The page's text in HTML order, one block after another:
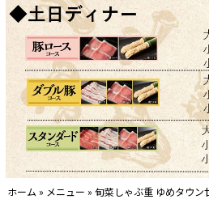
ホーム » メニュー »旬菜しゃぶ重 ゆめタウ